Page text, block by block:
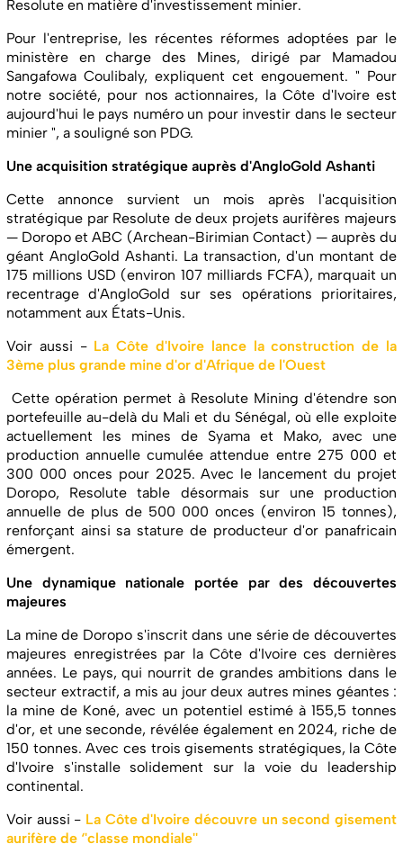
Resolute en matière d'investissement minier.
Pour l'entreprise, les récentes réformes adoptées par le
ministère en charge des Mines, dirigé par Mamadou
Sangafowa Coulibaly, expliquent cet engouement. " Pour
notre société, pour nos actionnaires, la Côte d'Ivoire est
aujourd'hui le pays numéro un pour investir dans le secteur
minier ", a souligné son PDG.
Une acquisition stratégique auprès d'AngloGold Ashanti
Cette annonce survient un mois après l'acquisition
stratégique par Resolute de deux projets aurifères majeurs
— Doropo et ABC (Archean-Birimian Contact) — auprès du
géant AngloGold Ashanti. La transaction, d'un montant de
175 millions USD (environ 107 milliards FCFA), marquait un
recentrage d'AngloGold sur ses opérations prioritaires,
notamment aux États-Unis.
Voir aussi - La Côte d'Ivoire lance la construction de la
3ème plus grande mine d'or d'Afrique de l'Ouest
Cette opération permet à Resolute Mining d'étendre son
portefeuille au-delà du Mali et du Sénégal, où elle exploite
actuellement les mines de Syama et Mako, avec une
production annuelle cumulée attendue entre 275 000 et
300 000 onces pour 2025. Avec le lancement du projet
Doropo, Resolute table désormais sur une production
annuelle de plus de 500 000 onces (environ 15 tonnes),
renforçant ainsi sa stature de producteur d'or panafricain
émergent.
Une dynamique nationale portée par des découvertes
majeures
La mine de Doropo s'inscrit dans une série de découvertes
majeures enregistrées par la Côte d'Ivoire ces dernières
années. Le pays, qui nourrit de grandes ambitions dans le
secteur extractif, a mis au jour deux autres mines géantes :
la mine de Koné, avec un potentiel estimé à 155,5 tonnes
d'or, et une seconde, révélée également en 2024, riche de
150 tonnes. Avec ces trois gisements stratégiques, la Côte
d'Ivoire s'installe solidement sur la voie du leadership
continental.
Voir aussi - La Côte d'Ivoire découvre un second gisement
aurifère de ‘'classe mondiale''